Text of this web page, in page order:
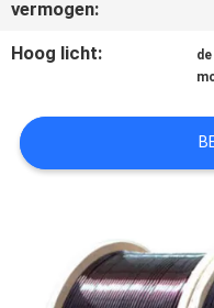
VERZOEK
CITAAT
PRIVACY
vermogen:
Hoog licht: